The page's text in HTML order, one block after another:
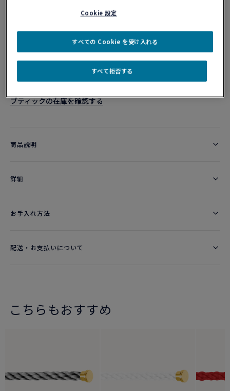
カスタマイズ
ショッピングバッグに追加
10営業日以内に発送
ブティックの在庫を確認する​
商品説明
詳細​
お手入れ方法
配送・お支払いについて
こちらもおすすめ
Cookie 設定
すべて拒否する
すべての Cookie を受け入れる